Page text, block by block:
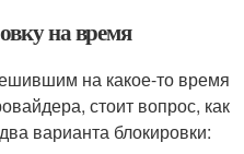
на время
на какое-то время
стоит вопрос, как
варианта блокировки: